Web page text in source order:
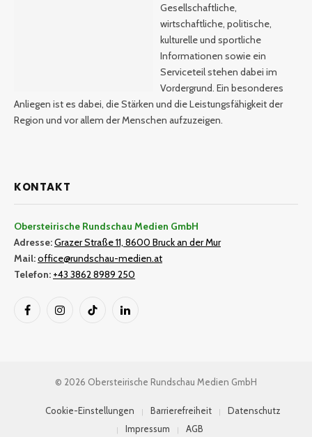
Gesellschaftliche,
wirtschaftliche, politische,
kulturelle und sportliche
Informationen sowie ein
Serviceteil stehen dabei im
Vordergrund. Ein besonderes
Anliegen ist es dabei, die Stärken und die Leistungsfähigkeit der
Region und vor allem der Menschen aufzuzeigen.
KONTAKT
Obersteirische Rundschau Medien GmbH
Adresse:Grazer Straße 11, 8600 Bruck an der Mur
Mail:office@rundschau-medien.at
Telefon: +43 3862 8989 250
FacebookInstagramTikTok LinkedIn
© 2026 Obersteirische Rundschau Medien GmbH
Cookie-Einstellungen Barrierefreiheit
Datenschutz
Impressum
AGB